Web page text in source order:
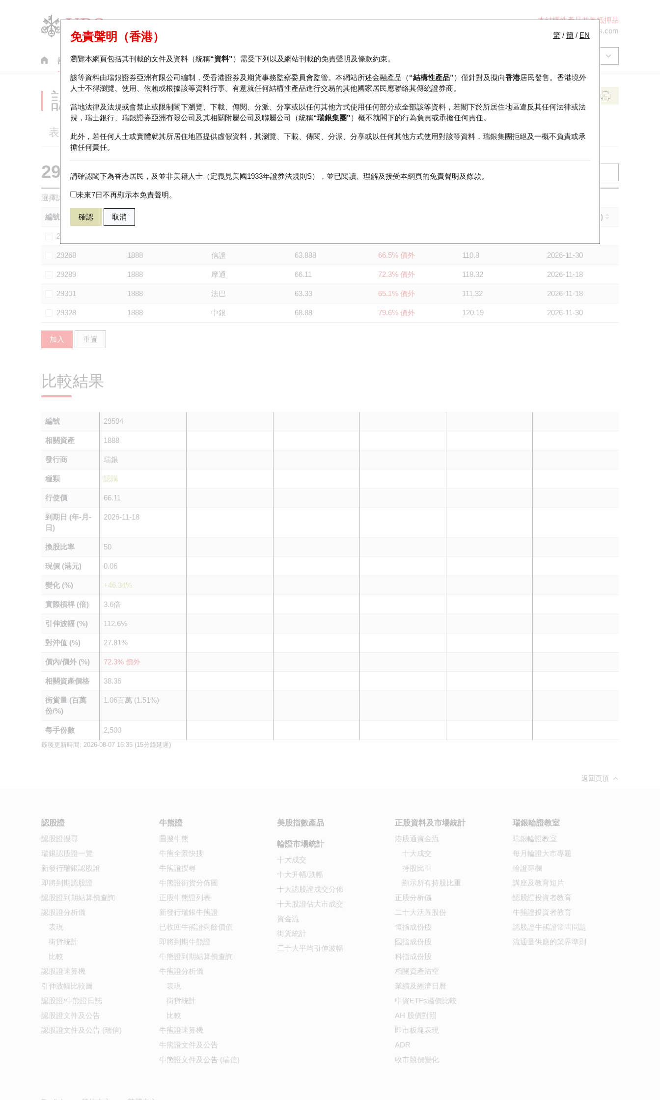
本結構性產品並無抵押品
ol-hkwarrants@ubs.com
認股證 牛熊證 美股指數產品 輪證市場統計 正股資料及市場統計 瑞銀輪證教室
繁 / 簡 / EN
免責聲明（香港）
瀏覽本網頁包括其刊載的文件及資料（統稱“資料”）需受下列以及網站刊載的免責聲明及條款約束。
該等資料由瑞銀證券亞洲有限公司編制，受香港證券及期貨事務監察委員會監管。本網站所述金融產品（“結構性產品”）僅針對及擬向香港居民發售。香港境外
人士不得瀏覽、使用、依賴或根據該等資料行事。有意就任何結構性產品進行交易的其他國家居民應聯絡其傳統證券商。
當地法律及法規或會禁止或限制閣下瀏覽、下載、傳閱、分派、分享或以任何其他方式使用任何部分或全部該等資料，若閣下於所居住地區違反其任何法律或法
規，瑞士銀行、瑞銀證券亞洲有限公司及其相關附屬公司及聯屬公司（統稱“瑞銀集團”）概不就閣下的行為負責或承擔任何責任。
此外，若任何人士或實體就其所居住地區提供虛假資料，其瀏覽、下載、傳閱、分派、分享或以任何其他方式使用對該等資料，瑞銀集團拒絕及一概不負責或承
擔任何責任。
請確認閣下為香港居民，及並非美籍人士（定義見美國1933年證券法規則S），並已閱讀、理解及接受本網頁的免責聲明及條款。
未來7日不再顯示本免責聲明。
確認 取消
認股證分析儀
表現 街貨統計 比較
29594 瑞銀認購 1888 建滔積層板
選擇認股證作比較*你可以選擇最多五隻認股證
編號 到期日 (年-月-日)
28803
29268 1888 信證 63.888 66.5% 價外 110.8 2026-11-30
29289 1888 摩通 66.11 72.3% 價外 118.32 2026-11-18
29301 1888 法巴 63.33 65.1% 價外 111.32 2026-11-18
29328 1888 中銀 68.88 79.6% 價外 120.19 2026-11-30
加入 重置
比較結果
編號 29594
相關資產 1888
發行商 瑞銀
種類 認購
行使價 66.11
到期日 (年-月-
日)
2026-11-18
換股比率 50
現價 (港元) 0.06
變化 (%) +46.34%
實際槓桿 (倍) 3.6倍
引伸波幅 (%) 112.6%
對沖值 (%) 27.81%
價內/價外 (%) 72.3% 價外
相關資產價格 38.36
街貨量 (百萬
份/%)
1.06百萬 (1.51%)
每手份數 2,500
最後更新時間: 2026-08-07 16:35 (15分鐘延遲)
返回頁頂
認股證
認股證搜尋
瑞銀認股證一覽
新發行瑞銀認股證
即將到期認股證
認股證到期結算價查詢
認股證分析儀
表現
街貨統計
比較
認股證速算機
引伸波幅比較圖
認股證/牛熊證日誌
認股證文件及公告
認股證文件及公告 (瑞信)
牛熊證
圖搜牛熊
牛熊全景快搜
牛熊證搜尋
牛熊證街貨分佈圖
正股牛熊證列表
新發行瑞銀牛熊證
已收回牛熊證剩餘價值
即將到期牛熊證
牛熊證到期結算價查詢
牛熊證分析儀
表現
街貨統計
比較
牛熊證速算機
牛熊證文件及公告
牛熊證文件及公告 (瑞信)
美股指數產品
輪證市場統計
十大成交
十大升幅/跌幅
十大認股證成交分佈
十天股證佔大市成交
資金流
街貨統計
三十大平均引伸波幅
正股資料及市場統計
港股通資金流
十大成交
持股比重
顯示所有持股比重
正股分析儀
二十大活躍股份
恒指成份股
國指成份股
科指成份股
相關資產沽空
業績及經濟日曆
中資ETFs溢價比較
AH 股價對照
即市板塊表現
ADR
收市競價變化
瑞銀輪證教室
瑞銀輪證教室
每月輪證大市專題
輪證專欄
講座及教育短片
認股證投資者教育
牛熊證投資者教育
認股證牛熊證常問問題
流通量供應的業界準則